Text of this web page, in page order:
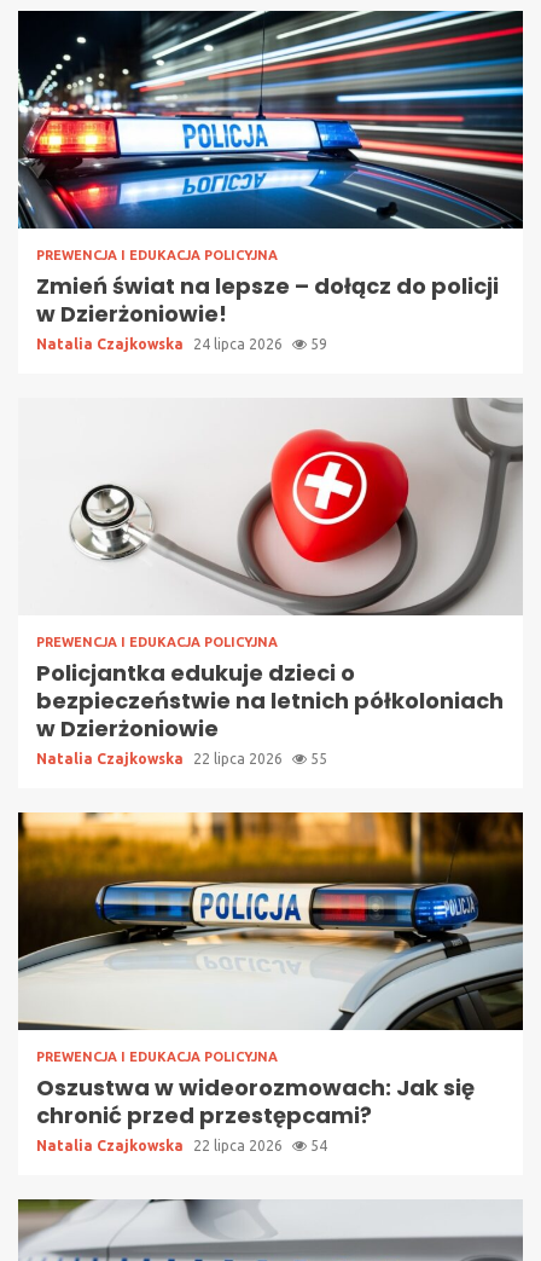
PREWENCJA I EDUKACJA POLICYJNA
Zmień świat na lepsze – dołącz do policji
w Dzierżoniowie!
Natalia Czajkowska 24 lipca 2026 59
PREWENCJA I EDUKACJA POLICYJNA
Policjantka edukuje dzieci o
bezpieczeństwie na letnich półkoloniach
w Dzierżoniowie
Natalia Czajkowska 22 lipca 2026 55
PREWENCJA I EDUKACJA POLICYJNA
Oszustwa w wideorozmowach: Jak się
chronić przed przestępcami?
Natalia Czajkowska 22 lipca 2026 54